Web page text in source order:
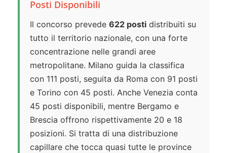
Posti Disponibili
Il concorso prevede 622 posti distribuiti su
tutto il territorio nazionale, con una forte
concentrazione nelle grandi aree
metropolitane. Milano guida la classifica
con 111 posti, seguita da Roma con 91 posti
e Torino con 45 posti. Anche Venezia conta
45 posti disponibili, mentre Bergamo e
Brescia offrono rispettivamente 20 e 18
posizioni. Si tratta di una distribuzione
capillare che tocca quasi tutte le province